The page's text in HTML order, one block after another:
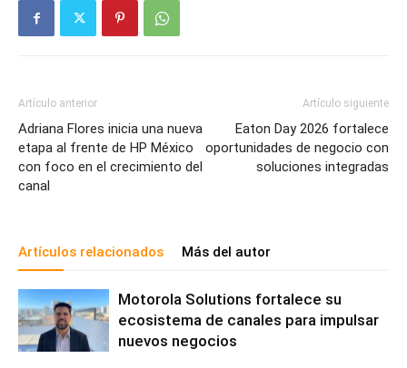
Artículo anterior
Adriana Flores inicia una nueva
etapa al frente de HP México
con foco en el crecimiento del
canal
Artículo siguiente
Eaton Day 2026 fortalece
oportunidades de negocio con
soluciones integradas
Artículos relacionados Más del autor
Motorola Solutions fortalece su
ecosistema de canales para impulsar
nuevos negocios